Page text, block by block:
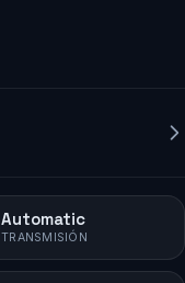
Automatic
TRANSMISIÓN